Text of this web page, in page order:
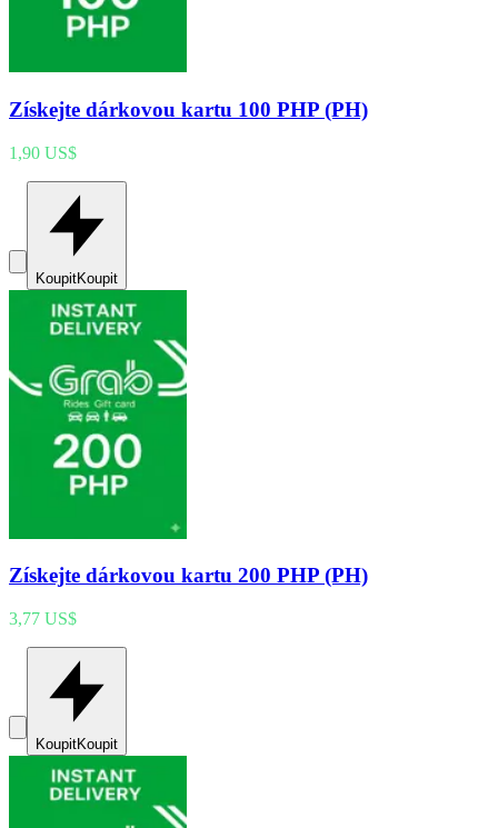
Získejte dárkovou kartu 100 PHP (PH)
1,90 US$
KoupitKoupit
Získejte dárkovou kartu 200 PHP (PH)
3,77 US$
KoupitKoupit